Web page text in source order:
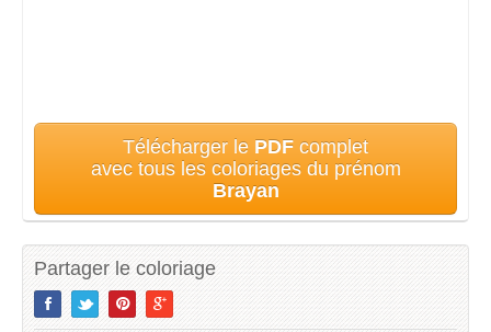
Télécharger le PDF complet
avec tous les coloriages du prénom
Brayan
Partager le coloriage